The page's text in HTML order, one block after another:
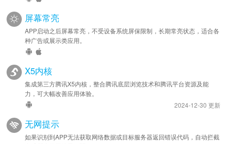
屏幕常亮
APP启动之后屏幕常亮，不受设备系统屏保限制，长期常亮状态，适合各
种广告或展示类应用。
X5内核
集成第三方腾讯X5内核，整合腾讯底层浏览技术和腾讯平台资源及能
力，可大幅改善应用体验。
2024-12-30 更新
无网提示
如果识别到APP无法获取网络数据或目标服务器返回错误代码，自动拦截